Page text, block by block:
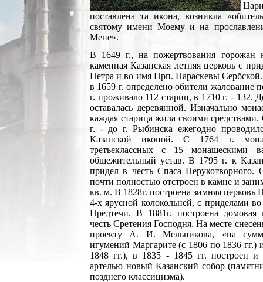
поставлена та икона, возникла
святому имени Моему и на
Мене».
В 1649 г., на пожертвования горожан
каменная Казанская летняя церковь с
Петра и во имя Прп. Параскевы
в 1659 г. определено обители жалование
г. проживало 112 стариц, в 1710 г. - 132.
оставалась деревянной. Изначально
каждая старица жила своими
г. - до г. Рыбинска ежегодно
Казанской иконой. С 1764 г.
третьеклассных с 15 монашескими
общежительный устав. В 1795 г. к
придел в честь Спаса Нерукотворного.
почти полностью отстроен в камне и
кв. м. В 1828г. построена зимняя
4-х ярусной колокольней, с приделами
Предтечи. В 1881г. построена домовая
честь Сретения Господня. На месте
проекту А. И. Мельникова, «на
игумений Маргарите (с 1806 по 1836 гг.)
1848 гг.), в 1835 - 1845 гг. построен
артелью новый Казанский собор
позднего классицизма).